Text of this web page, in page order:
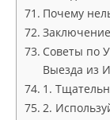
Почему
Заключение
Советы по
Выезда из
1.
2.